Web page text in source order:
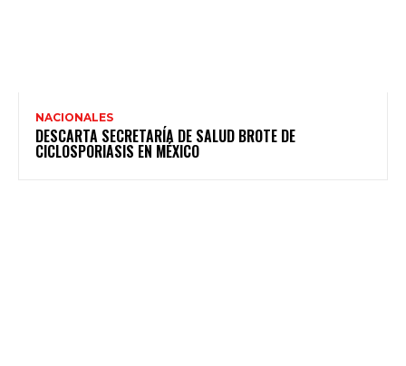
NACIONALES
DESCARTA SECRETARÍA DE SALUD BROTE DE
CICLOSPORIASIS EN MÉXICO